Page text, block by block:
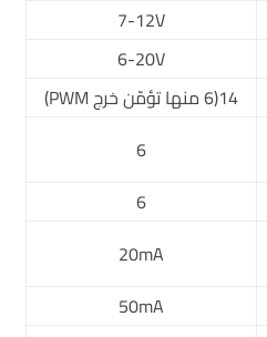
7-12V
6-20V
14(6 منها تؤمّن خرج PWM)
6
6
20mA
50mA